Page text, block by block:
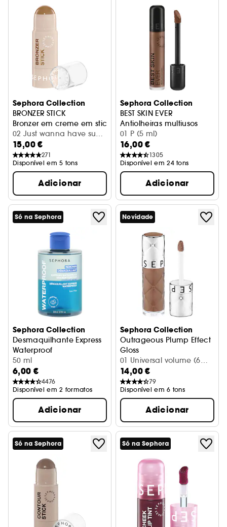
Sephora Collection
BRONZER STICK
Bronzer em creme em stick de longa duração com
02 Just wanna have sun
(5,5 g)
15,00 €
271
Disponível em 5 tons
Adicionar
Sephora Collection
BEST SKIN EVER
Antiolheiras multiusos
01 P (5 ml)
16,00 €
1305
Disponível em 24 tons
Adicionar
Só na Sephora
Sephora Collection
Desmaquilhante Express
Waterproof
Desmaquilha + Acalma
50 ml
6,00 €
4476
Disponível em 2 formatos
Adicionar
Novidade
Sephora Collection
Outrageous Plump Effect
Gloss
Gloss Outrageous Efeito
01 Universal volume (6
ml)
14,00 €
79
Disponível em 6 tons
Adicionar
Só na Sephora Só na Sephora